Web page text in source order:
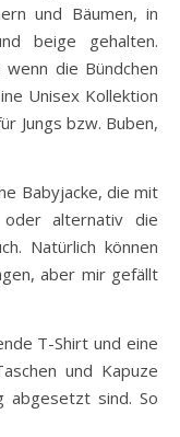
und Bäumen, in
beige gehalten.
die Bündchen
Unisex Kollektion
Jungs bzw. Buben,
Babyjacke, die mit
alternativ die
Natürlich können
aber mir gefällt
T-Shirt und eine
und Kapuze
abgesetzt sind. So